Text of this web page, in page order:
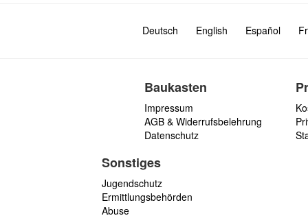
Deutsch English Español
Baukasten
Impressum
AGB & Widerrufsbelehrung
Datenschutz
Sonstiges
Jugendschutz
Ermittlungsbehörden
Abuse